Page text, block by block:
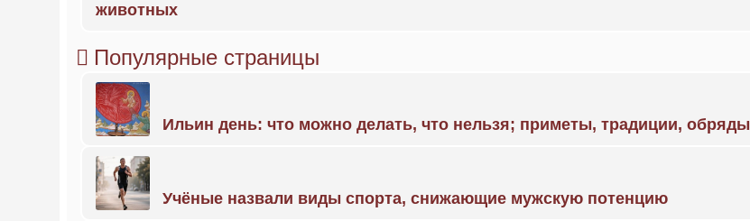
животных
Популярные страницы
Ильин день: что можно делать, что нельзя; приметы, традиции, обряды
Учёные назвали виды спорта, снижающие мужскую потенцию